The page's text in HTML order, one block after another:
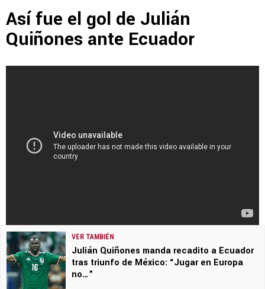
Así fue el gol de Julián
Quiñones ante Ecuador
VER TAMBIÉN
Julián Quiñones manda recadito a Ecuador
tras triunfo de México: “Jugar en Europa
no…”